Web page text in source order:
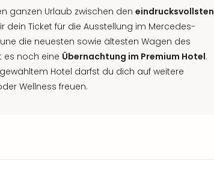
ganzen Urlaub zwischen den eindrucksvollsten
dein Ticket für die Ausstellung im Mercedes-
die neuesten sowie ältesten Wagen des
es noch eine Übernachtung im Premium Hotel.
Hotel darfst du dich auf weitere
Wellness freuen.